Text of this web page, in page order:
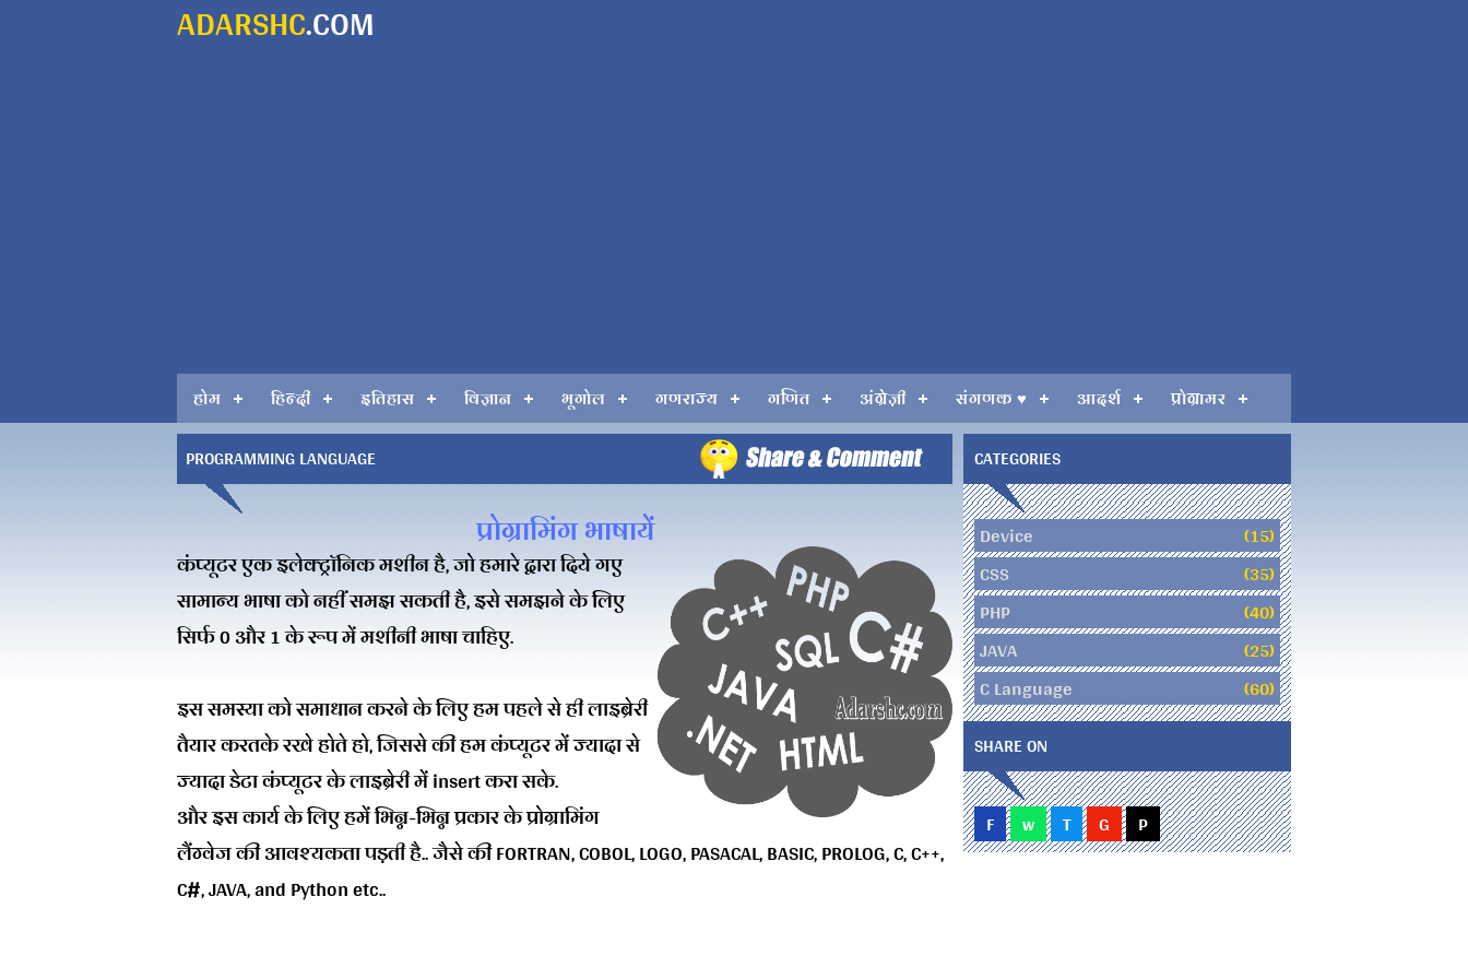
ADARSHC.COM
होम हिन्दी इतिहास विज्ञान भूगोल गणराज्य गणित अंग्रेज़ी संगणक ♥ आदर्श प्रोग्रामर
PROGRAMMING LANGUAGE
प्रोग्रामिंग भाषायें
कंप्यूटर एक इलेक्ट्रॉनिक मशीन है, जो हमारे द्वारा दिये गए
सामान्य भाषा को नहीं समझ सकती है, इसे समझने के लिए
सिर्फ 0 और 1 के रूप में मशीनी भाषा चाहिए.
इस समस्या को समाधान करने के लिए हम पहले से ही लाइब्रेरी
तैयार करतके रखे होते हो, जिससे की हम कंप्यूटर में ज्यादा से
ज्यादा डेटा कंप्यूटर के लाइब्रेरी में insert करा सके.
और इस कार्य के लिए हमें भिन्न-भिन्न प्रकार के प्रोग्रामिंग
लैंग्वेज की आवश्यकता पड़ती है.. जैसे की FORTRAN, COBOL, LOGO, PASACAL, BASIC, PROLOG, C, C++,
C#, JAVA, and Python etc..
CATEGORIES
Device
(15)
CSS
(35)
PHP
(40)
JAVA
(25)
C Language
(60)
SHARE ON
F w T G P